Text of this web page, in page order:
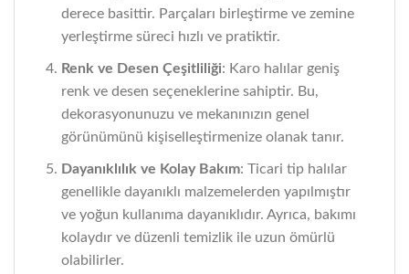
derece basittir. Parçaları birleştirme ve zemine
yerleştirme süreci hızlı ve pratiktir.
Renk ve Desen Çeşitliliği: Karo halılar geniş
renk ve desen seçeneklerine sahiptir. Bu,
dekorasyonunuzu ve mekanınızın genel
görünümünü kişiselleştirmenize olanak tanır.
Dayanıklılık ve Kolay Bakım: Ticari tip halılar
genellikle dayanıklı malzemelerden yapılmıştır
ve yoğun kullanıma dayanıklıdır. Ayrıca, bakımı
kolaydır ve düzenli temizlik ile uzun ömürlü
olabilirler.